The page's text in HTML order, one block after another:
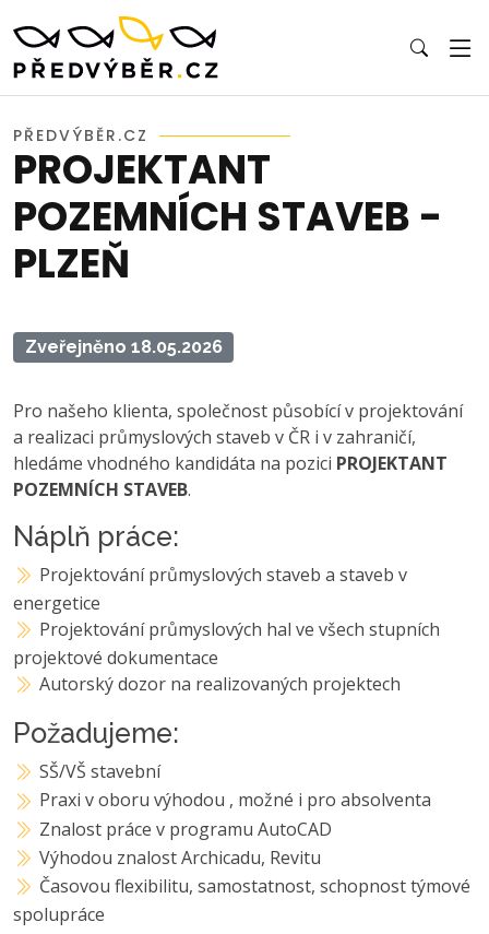
PŘEDVÝBĚR.CZ
PROJEKTANT
POZEMNÍCH STAVEB -
PLZEŇ
Zveřejněno 18.05.2026
Pro našeho klienta, společnost působící v projektování
a realizaci průmyslových staveb v ČR i v zahraničí,
hledáme vhodného kandidáta na pozici PROJEKTANT
POZEMNÍCH STAVEB.
Náplň práce:
Projektování průmyslových staveb a staveb v
energetice
Projektování průmyslových hal ve všech stupních
projektové dokumentace
Autorský dozor na realizovaných projektech
Požadujeme:
SŠ/VŠ stavební
Praxi v oboru výhodou , možné i pro absolventa
Znalost práce v programu AutoCAD
Výhodou znalost Archicadu, Revitu
Časovou flexibilitu, samostatnost, schopnost týmové
spolupráce